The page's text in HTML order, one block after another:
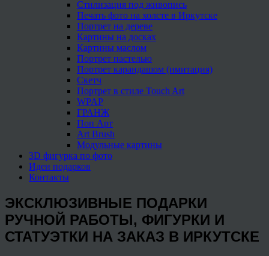
Стилизация под живопись
Печать фото на холсте в Иркутске
Портрет на дереве
Картины на досках
Картины маслом
Портрет пастелью
Портрет карандашом (имитация)
Скетч
Портрет в стиле Touch Art
WPAP
ГРАНЖ
Поп Арт
Art Brush
Модульные картины
3D фигурка по фото
Идеи подарков
Контакты
ЭКСКЛЮЗИВНЫЕ ПОДАРКИ
РУЧНОЙ РАБОТЫ, ФИГУРКИ И
СТАТУЭТКИ НА ЗАКАЗ В ИРКУТСКЕ